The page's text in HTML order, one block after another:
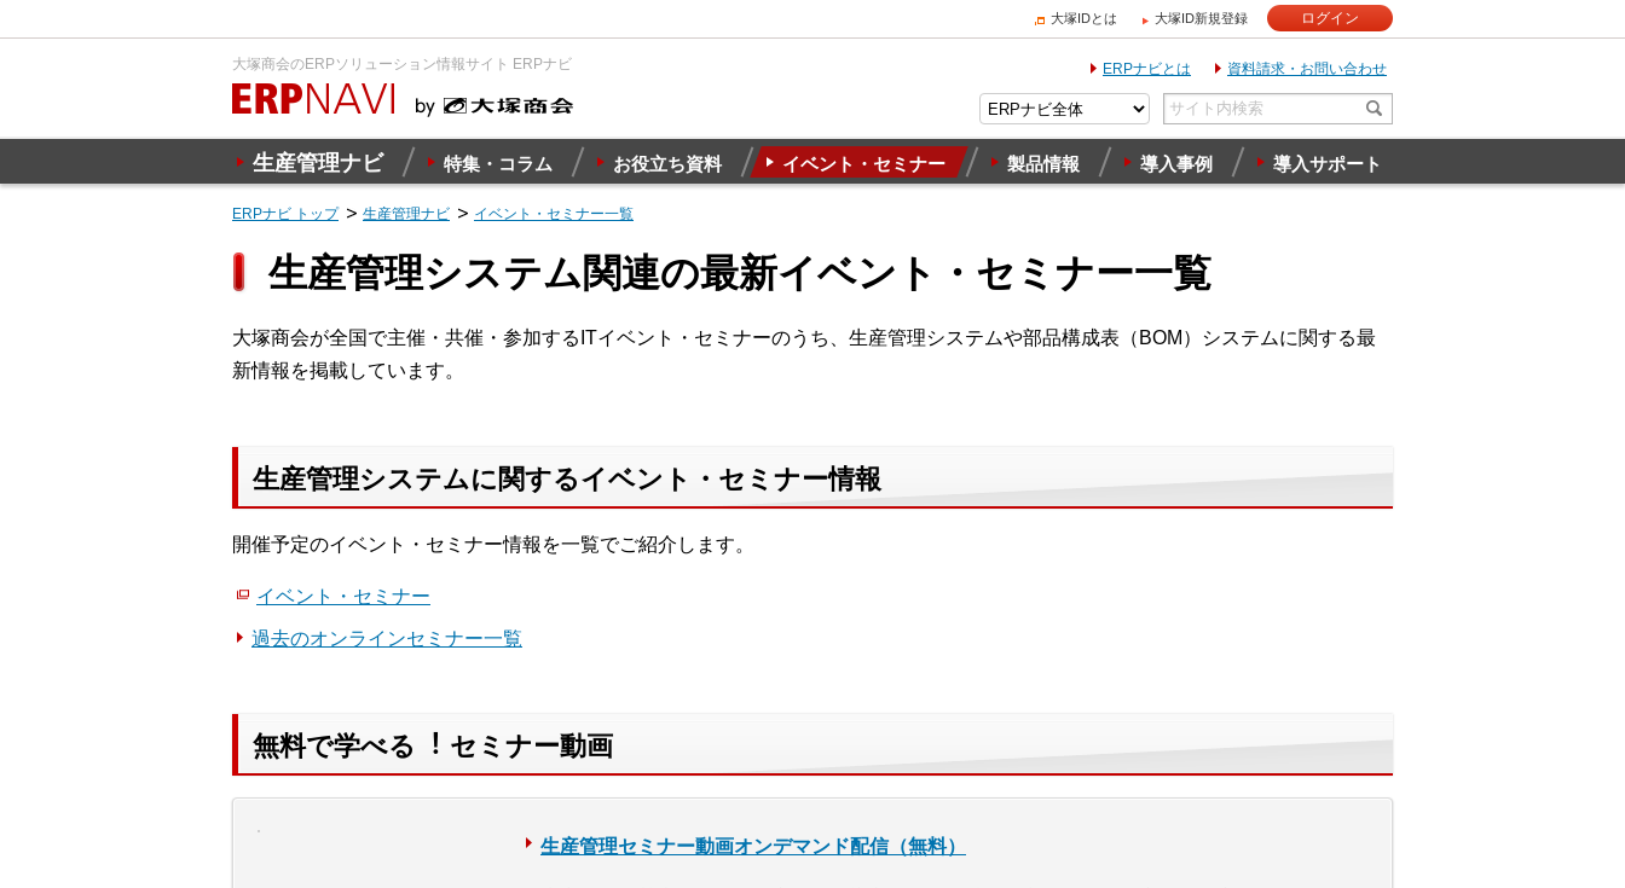
大塚IDとは 大塚ID新規登録 ログイン
大塚商会のERPソリューション情報サイト ERPナビ ERPナビとは 資料請求・お問い合わせ
生産管理ナビ 特集・コラム お役立ち資料 イベント・セミナー 製品情報 導入事例 導入サポート
ERPナビ トップ 生産管理ナビ イベント・セミナー一覧
生産管理システム関連の最新イベント・セミナー一覧
大塚商会が全国で主催・共催・参加するITイベント・セミナーのうち、生産管理システムや部品構成表（BOM）システムに関する最
新情報を掲載しています。
生産管理システムに関するイベント・セミナー情報
開催予定のイベント・セミナー情報を一覧でご紹介します。
イベント・セミナー
過去のオンラインセミナー一覧
無料で学べる︕ セミナー動画
生産管理セミナー動画オンデマンド配信（無料）